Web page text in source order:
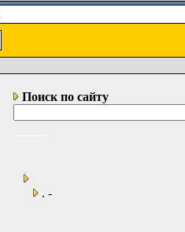
Поиск по сайту
. -